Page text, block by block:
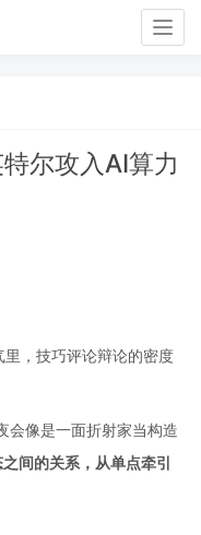
尔攻入AI算力
，技巧评论辩论的密度
会像是一面折射家当构造
间的关系，从单点牵引